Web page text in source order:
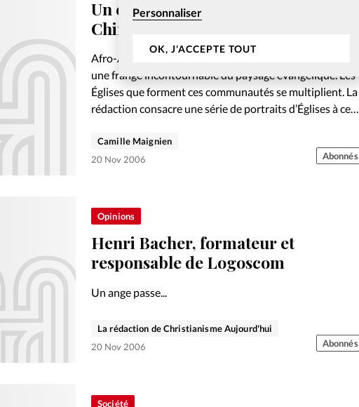
Personnaliser
OK, J'ACCEPTE TOUT
Un culte à l’Église évangélique des
Chinois de Paris
Afro-Antillais, Haïtiens et Chinois constituent désormais
une frange incontournable du paysage évangélique. Les
Églises que forment ces communautés se multiplient. La
rédaction consacre une série de portraits d’Églises à ce
Camille Maignien
20 Nov 2006
Abonnés
Opinions
Henri Bacher, formateur et
responsable de Logoscom
Un ange passe...
La rédaction de Christianisme Aujourd'hui
20 Nov 2006
Abonnés
Société